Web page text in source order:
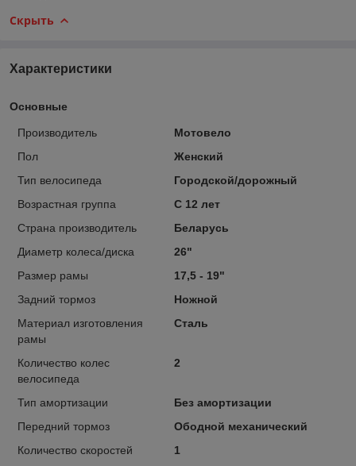
Скрыть
Характеристики
Основные
Производитель
Мотовело
Пол
Женский
Тип велосипеда
Городской/дорожный
Возрастная группа
С 12 лет
Страна производитель
Беларусь
Диаметр колеса/диска
26"
Размер рамы
17,5 - 19"
Задний тормоз
Ножной
Материал изготовления
рамы
Сталь
Количество колес
велосипеда
2
Тип амортизации
Без амортизации
Передний тормоз
Ободной механический
Количество скоростей
1